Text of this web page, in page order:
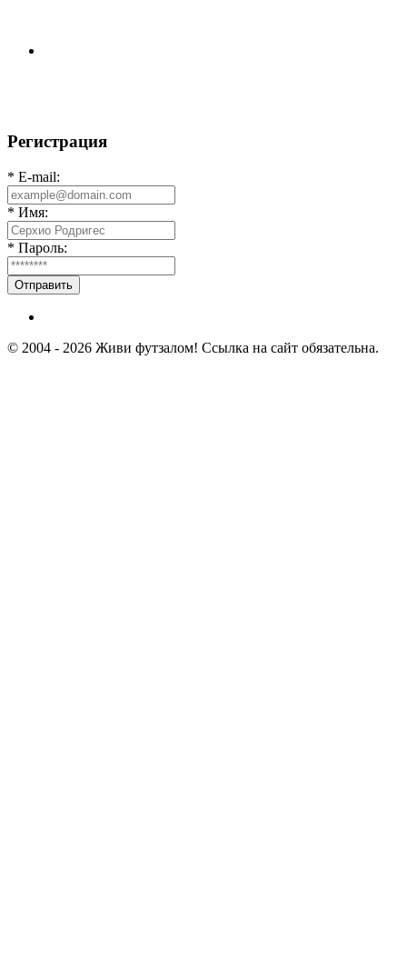
Регистрация
* E-mail:
* Имя:
* Пароль:
Отправить
© 2004 - 2026 Живи футзалом! Ссылка на сайт обязательна.